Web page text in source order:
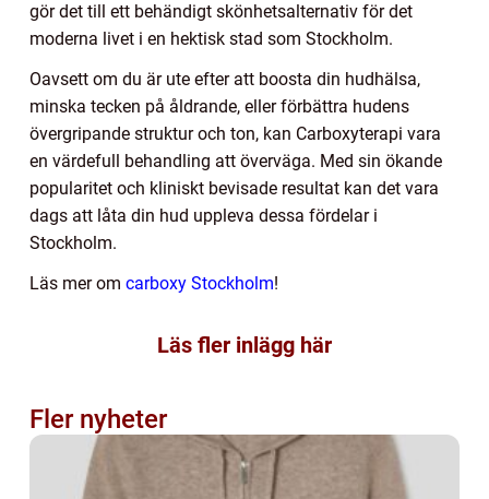
gör det till ett behändigt skönhetsalternativ för det
moderna livet i en hektisk stad som Stockholm.
Oavsett om du är ute efter att boosta din hudhälsa,
minska tecken på åldrande, eller förbättra hudens
övergripande struktur och ton, kan Carboxyterapi vara
en värdefull behandling att överväga. Med sin ökande
popularitet och kliniskt bevisade resultat kan det vara
dags att låta din hud uppleva dessa fördelar i
Stockholm.
Läs mer om carboxy Stockholm!
Läs fler inlägg här
Fler nyheter